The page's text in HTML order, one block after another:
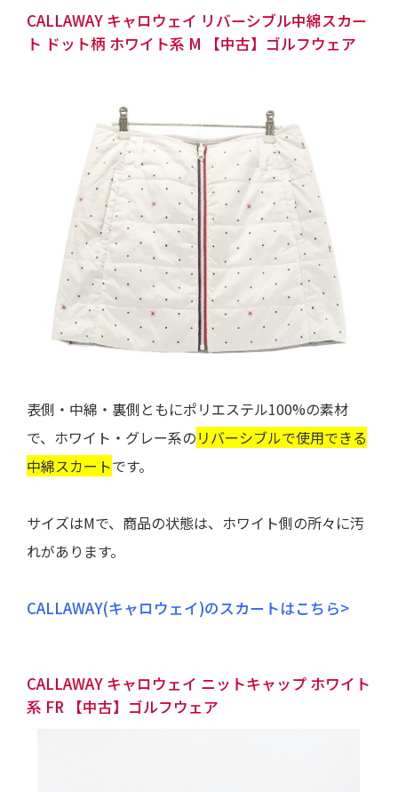
CALLAWAY キャロウェイ リバーシブル中綿スカー
ト ドット柄 ホワイト系 M 【中古】ゴルフウェア
表側・中綿・裏側ともにポリエステル100%の素材
で、ホワイト・グレー系のリバーシブルで使用できる
中綿スカートです。
サイズはMで、商品の状態は、 ホワイト側の所々に汚
れがあります。
CALLAWAY(キャロウェイ)のスカートはこちら>
CALLAWAY キャロウェイ ニットキャップ ホワイト
系 FR 【中古】ゴルフウェア